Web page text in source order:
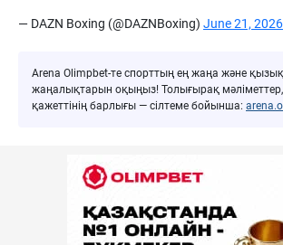
— DAZN Boxing (@DAZNBoxing) June 21, 2026
Arena Olimpbet-те спорттың ең жаңа және
жаңалықтарын оқыңыз! Толығырақ
қажеттінің барлығы — сілтеме бойынша: